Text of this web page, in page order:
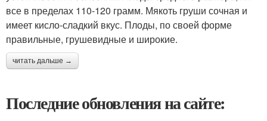
все в пределах 110-120 грамм. Мякоть груши сочная и
имеет кисло-сладкий вкус. Плоды, по своей форме
правильные, грушевидные и широкие.
читать дальше →
Последние обновления на сайте: